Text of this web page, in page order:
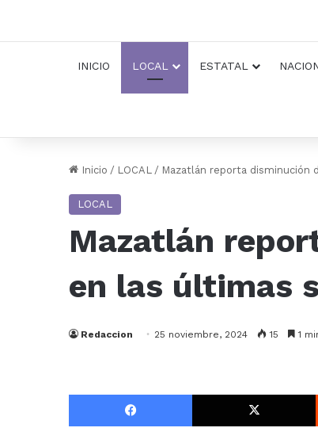
INICIO LOCAL ESTATAL
Inicio / LOCAL / Mazatlán reporta disminución
LOCAL
Mazatlán
en las últimas
Redaccion 25 noviembre, 2024 15 1
Facebook